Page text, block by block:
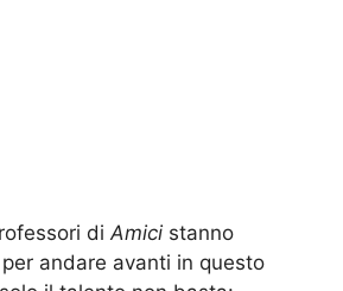
diAmici stanno
andare avanti in questo